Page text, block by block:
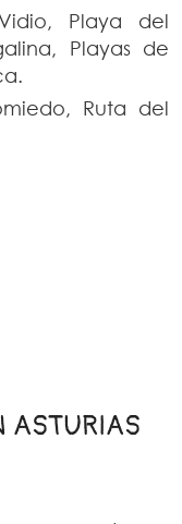
Playa del
Playas de
Ruta del
ASTURIAS